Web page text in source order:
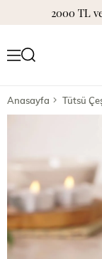
2000 TL
Anasayfa Tütsü